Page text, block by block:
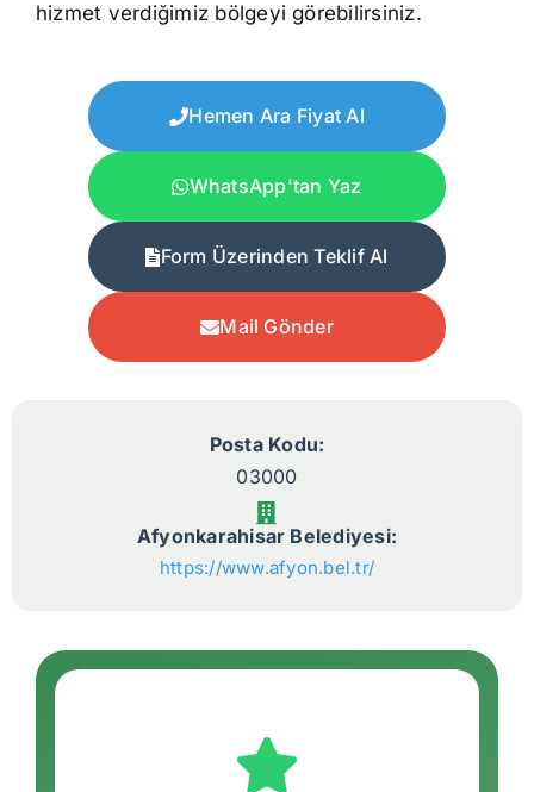
hizmet verdiğimiz bölgeyi görebilirsiniz.
Hemen Ara Fiyat Al
WhatsApp'tan Yaz
Form Üzerinden Teklif Al
Mail Gönder
Posta Kodu:
03000
Afyonkarahisar Belediyesi:
https://www.afyon.bel.tr/